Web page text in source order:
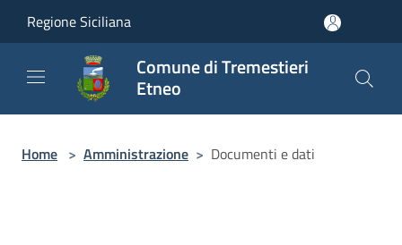
Regione Siciliana
Comune di Tremestieri
Etneo
Home > Amministrazione > Documenti e dati